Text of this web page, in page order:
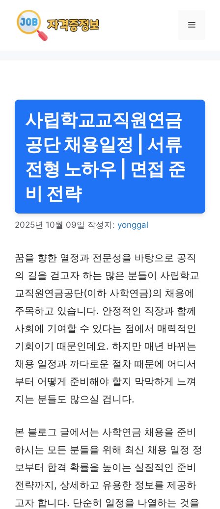
메
사립학교교직원연금
공단 채용일정 | 서류
전형 노하우 | 면접 준
비 전략
2025년 10월 09일 작성자: yonggal
꿈을 향한 열정과 전문성을 바탕으로 공직
의 길을 걷고자 하는 많은 분들이 사립학교
교직원연금공단(이하 사학연금)의 채용에
주목하고 있습니다. 안정적인 직장과 함께
사회에 기여할 수 있다는 점에서 매력적인
기회이기 때문인데요. 하지만 매년 바뀌는
채용 일정과 까다로운 절차 때문에 어디서
부터 어떻게 준비해야 할지 막막하게 느껴
지는 분들도 많으실 겁니다.
본 블로그 글에서는 사학연금 채용을 준비
하시는 모든 분들을 위해 최신 채용 일정 정
보부터 합격 확률을 높이는 실질적인 준비
전략까지, 상세하고 유용한 정보를 제공하
고자 합니다. 단순히 일정을 나열하는 것을